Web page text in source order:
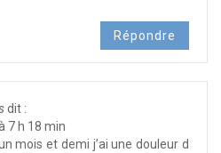
Répondre
dit :
7 h 18 min
mois et demi j’ai une douleur d